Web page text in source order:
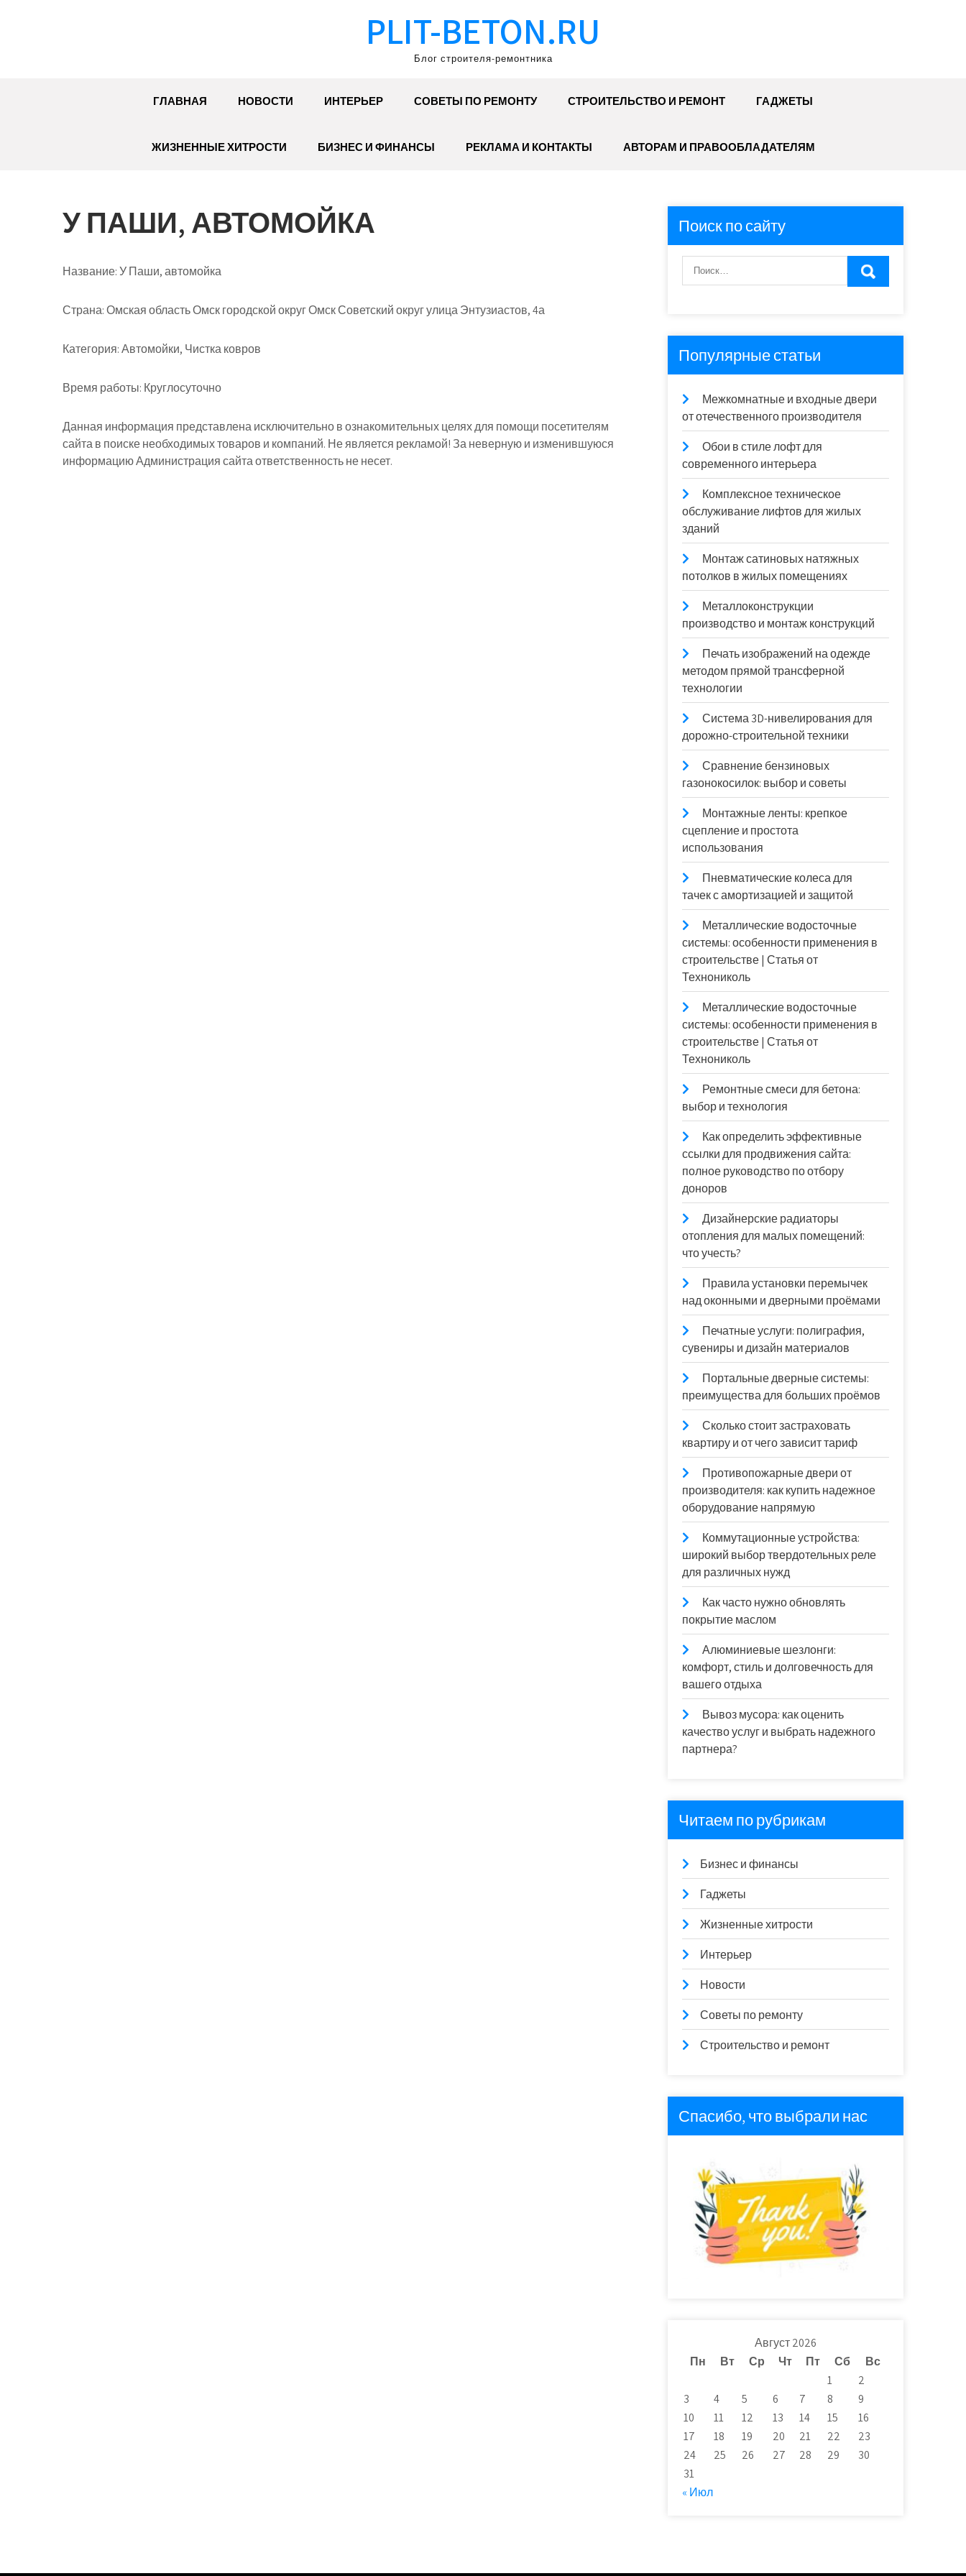
PLIT-BETON.RU
Блог строителя-ремонтника
ГЛАВНАЯ НОВОСТИ ИНТЕРЬЕР СОВЕТЫ ПО РЕМОНТУ СТРОИТЕЛЬСТВО И РЕМОНТ ГАДЖЕТЫ
ЖИЗНЕННЫЕ ХИТРОСТИ БИЗНЕС И ФИНАНСЫ РЕКЛАМА И КОНТАКТЫ АВТОРАМ И ПРАВООБЛАДАТЕЛЯМ
У ПАШИ, АВТОМОЙКА
Название:У Паши, автомойка
Страна:Омская область Омск городской округ Омск Советский округ улица Энтузиастов, 4а
Категория:Автомойки, Чистка ковров
Время работы: Круглосуточно
Данная информация представлена исключительно в ознакомительных целях для помощи посетителям
сайта в поиске необходимых товаров и компаний. Не является рекламой! За неверную и изменившуюся
информацию Администрация сайта ответственность не несет.
Поиск по сайту
Популярные статьи
Межкомнатные и входные двери
от отечественного производителя
Обои в стиле лофт для
современного интерьера
Комплексное техническое
обслуживание лифтов для жилых
зданий
Монтаж сатиновых натяжных
потолков в жилых помещениях
Металлоконструкции
производство и монтаж конструкций
Печать изображений на одежде
методом прямой трансферной
технологии
Система 3D-нивелирования для
дорожно-строительной техники
Сравнение бензиновых
газонокосилок: выбор и советы
Монтажные ленты: крепкое
сцепление и простота
использования
Пневматические колеса для
тачек с амортизацией и защитой
Металлические водосточные
системы: особенности применения в
строительстве | Статья от
Технониколь
Металлические водосточные
системы: особенности применения в
строительстве | Статья от
Технониколь
Ремонтные смеси для бетона:
выбор и технология
Как определить эффективные
ссылки для продвижения сайта:
полное руководство по отбору
доноров
Дизайнерские радиаторы
отопления для малых помещений:
что учесть?
Правила установки перемычек
над оконными и дверными проёмами
Печатные услуги: полиграфия,
сувениры и дизайн материалов
Портальные дверные системы:
преимущества для больших проёмов
Сколько стоит застраховать
квартиру и от чего зависит тариф
Противопожарные двери от
производителя: как купить надежное
оборудование напрямую
Коммутационные устройства:
широкий выбор твердотельных реле
для различных нужд
Как часто нужно обновлять
покрытие маслом
Алюминиевые шезлонги:
комфорт, стиль и долговечность для
вашего отдыха
Вывоз мусора: как оценить
качество услуг и выбрать надежного
партнера?
Читаем по рубрикам
Бизнес и финансы
Гаджеты
Жизненные хитрости
Интерьер
Новости
Советы по ремонту
Строительство и ремонт
Спасибо, что выбрали нас
Август 2026
Пн
Вт Ср Чт Пт Сб
Вс
1
2
3
4 5 6 7 8
9
10
11 12 13 14 15
16
17
18 19 20 21 22
23
24
25 26 27 28 29
30
31
« Июл